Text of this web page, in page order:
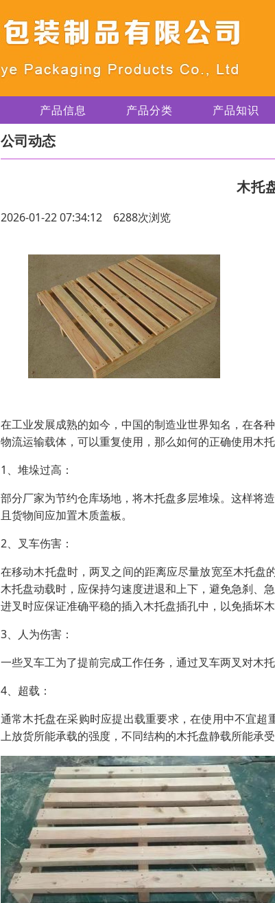
产品信息 产品分类 产品知识
公司动态
木托
2026-01-22 07:34:12 6288次浏览
在工业发展成熟的如今，中国的制造业世界知名，在各
物流运输载体，可以重复使用，那么如何的正确使用木
1、堆垛过高：
部分厂家为节约仓库场地，将木托盘多层堆垛。这样将
且货物间应加置木质盖板。
2、叉车伤害：
在移动木托盘时，两叉之间的距离应尽量放宽至木托
木托盘动载时，应保持匀速度进退和上下，避免急刹、
进叉时应保证准确平稳的插入木托盘插孔中，以免插坏木
3、人为伤害：
一些叉车工为了提前完成工作任务，通过叉车两叉对木托
4、超载：
通常木托盘在采购时应提出载重要求，在使用中不宜
上放货所能承载的强度，不同结构的木托盘静载所能承